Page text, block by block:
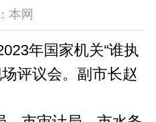
本网
年国家机关“谁执
评议会。副市长赵